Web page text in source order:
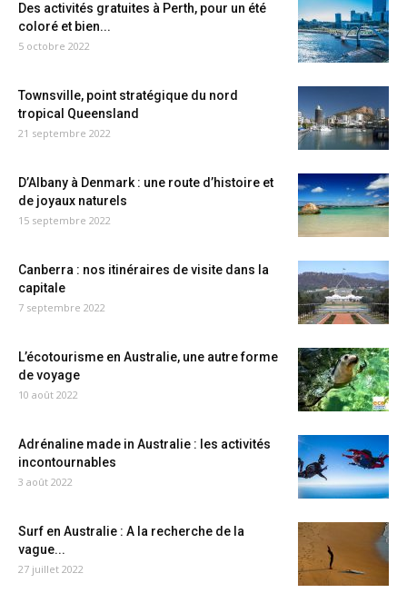
Des activités gratuites à Perth, pour un été
coloré et bien...
5 octobre 2022
Townsville, point stratégique du nord
tropical Queensland
21 septembre 2022
D’Albany à Denmark : une route d’histoire et
de joyaux naturels
15 septembre 2022
Canberra : nos itinéraires de visite dans la
capitale
7 septembre 2022
L’écotourisme en Australie, une autre forme
de voyage
10 août 2022
Adrénaline made in Australie : les activités
incontournables
3 août 2022
Surf en Australie : A la recherche de la
vague...
27 juillet 2022